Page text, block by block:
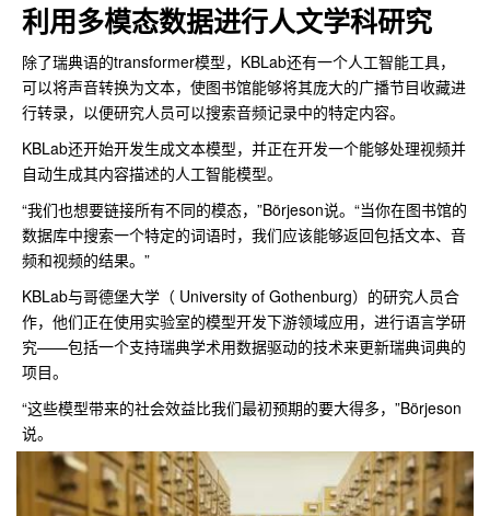
利用多模态数据进行人文学科研究
除了瑞典语的transformer模型，KBLab还有一个人工智能工具，
可以将声音转换为文本，使图书馆能够将其庞大的广播节目收藏进
行转录，以便研究人员可以搜索音频记录中的特定内容。
KBLab还开始开发生成文本模型，并正在开发一个能够处理视频并
自动生成其内容描述的人工智能模型。
“我们也想要链接所有不同的模态，”Börjeson说。“当你在图书馆的
数据库中搜索一个特定的词语时，我们应该能够返回包括文本、音
频和视频的结果。”
KBLab与哥德堡大学（ University of Gothenburg）的研究人员合
作，他们正在使用实验室的模型开发下游领域应用，进行语言学研
究——包括一个支持瑞典学术用数据驱动的技术来更新瑞典词典的
项目。
“这些模型带来的社会效益比我们最初预期的要大得多，”Börjeson
说。